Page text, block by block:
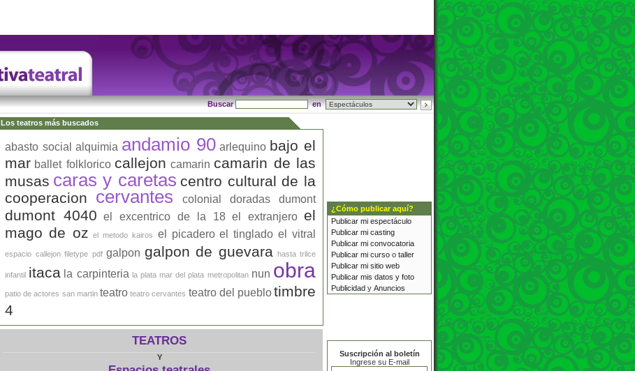
Buscar
en
Los teatros más buscados
abasto social alquimia andamio 90 arlequino bajo el
mar ballet folklorico callejon camarin camarin de las
musas caras y caretas centro cultural de la
cooperacion
cervantes colonial doradas dumont
dumont 4040 el excentrico de la 18 el extranjero el
mago de oz el metodo kairos el picadero el tinglado el vitral
espacio callejon filetype pdf galpon galpon de guevara hasta trilce
infantil itaca la carpinteria la plata mar del plata metropolitan nun obra
patio de actores san martin teatro teatro cervantes teatro del pueblotimbre
4
TEATROS
Y
¿Cómo publicar aquí?
Publicar mi espectáculo
Publicar mi casting
Publicar mi convocatoria
Publicar mi curso o taller
Publicar mi sitio web
Publicar mis datos y foto
Publicidad y Anuncios
Suscripción al boletín
Ingrese su E-mail